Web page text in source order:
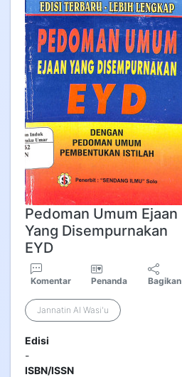
Pedoman Umum Ejaan
Yang Disempurnakan
EYD
Komentar Penanda Bagikan
Jannatin Al Wasi'u
Edisi
-
ISBN/ISSN